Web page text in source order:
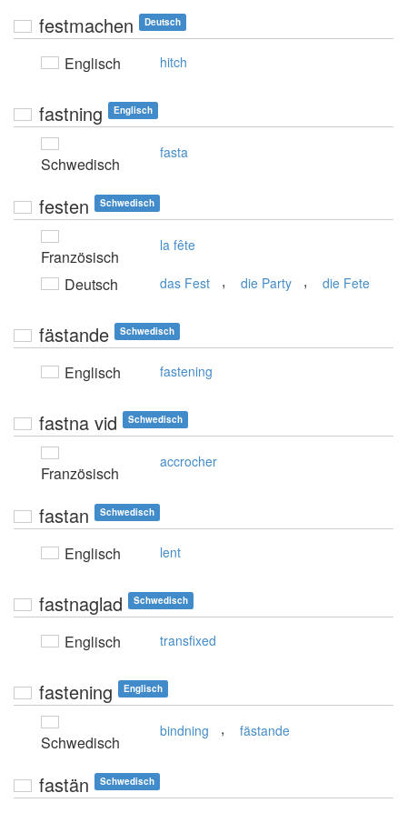
festmachen Deutsch
Englisch hitch
fastning Englisch
Schwedisch
fasta
festen Schwedisch
Französisch
la fête
Deutsch das Fest , die Party , die Fete
fästande Schwedisch
Englisch fastening
fastna vid Schwedisch
Französisch
accrocher
fastan Schwedisch
Englisch lent
fastnaglad Schwedisch
Englisch transfixed
fastening Englisch
Schwedisch
bindning , fästande
fastän Schwedisch